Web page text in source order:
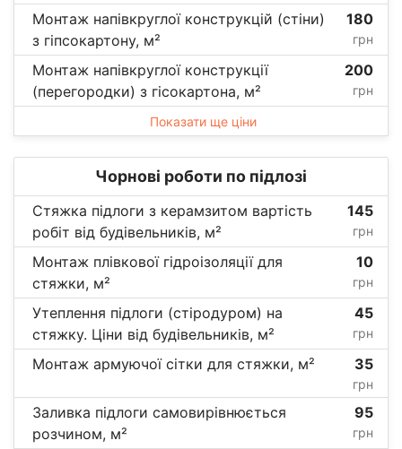
Монтаж напівкруглої конструкцій (стіни)
з гіпсокартону, м²
180
грн
Монтаж напівкруглої конструкції
(перегородки) з гісокартона, м²
200
грн
Показати ще ціни
Чорнові роботи по підлозі
Стяжка підлоги з керамзитом вартість
робіт від будівельників, м²
145
грн
Монтаж плівкової гідроізоляції для
стяжки, м²
10
грн
Утеплення підлоги (стіродуром) на
стяжку. Ціни від будівельників, м²
45
грн
Монтаж армуючої сітки для стяжки, м² 35
грн
Заливка підлоги самовирівнюється
розчином, м²
95
грн